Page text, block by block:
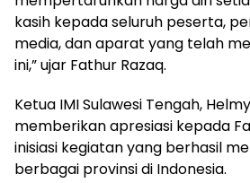
kasih kepada seluruh peserta,
media, dan aparat yang telah
ini,” ujar Fathur Razaq.
Ketua IMI Sulawesi Tengah,
memberikan apresiasi kepada
inisiasi kegiatan yang berhasil
berbagai provinsi di Indonesia.